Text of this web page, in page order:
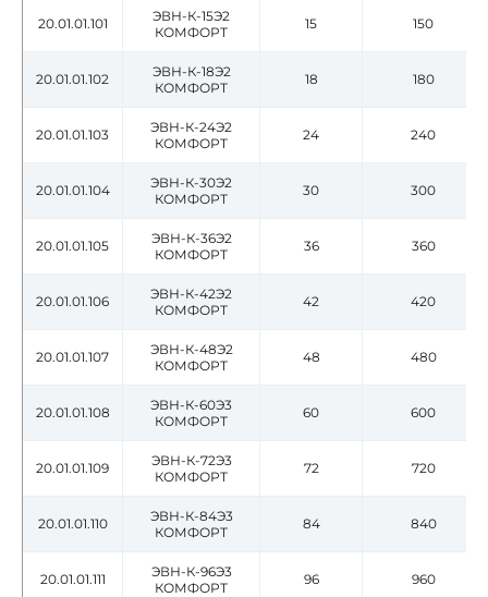
20.01.01.101
ЭВН-К-15Э2
КОМФОРТ
15 150
20.01.01.102
ЭВН-К-18Э2
КОМФОРТ
18 180
20.01.01.103
ЭВН-К-24Э2
КОМФОРТ
24 240
20.01.01.104
ЭВН-К-30Э2
КОМФОРТ
30 300
20.01.01.105
ЭВН-К-36Э2
КОМФОРТ
36 360
20.01.01.106
ЭВН-К-42Э2
КОМФОРТ
42 420
20.01.01.107
ЭВН-К-48Э2
КОМФОРТ
48 480
20.01.01.108
ЭВН-К-60Э3
КОМФОРТ
60 600
20.01.01.109
ЭВН-К-72Э3
КОМФОРТ
72 720
20.01.01.110
ЭВН-К-84Э3
КОМФОРТ
84 840
20.01.01.111
ЭВН-К-96Э3
КОМФОРТ
96 960